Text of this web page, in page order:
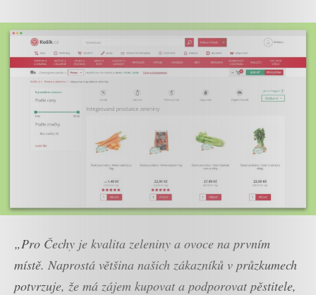
„Pro Čechy je kvalita zeleniny a ovoce na prvním
místě. Naprostá většina našich zákazníků v průzkumech
potvrzuje, že má zájem kupovat a podporovat pěstitele,